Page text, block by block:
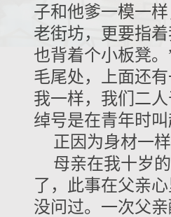
子和他爹一模一
老街坊，更要指
也背着个小板凳
毛尾处，上面还
我一样，我们二
绰号是在青年时
正因为身材一
母亲在我十岁
了，此事在父亲
没问过。一次父